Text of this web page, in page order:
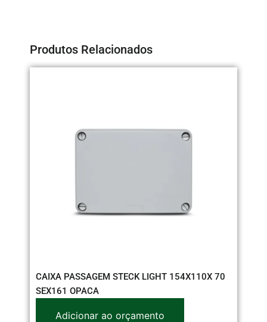
Produtos Relacionados
CAIXA PASSAGEM STECK LIGHT 154X110X 70
SEX161 OPACA
Adicionar ao orçamento